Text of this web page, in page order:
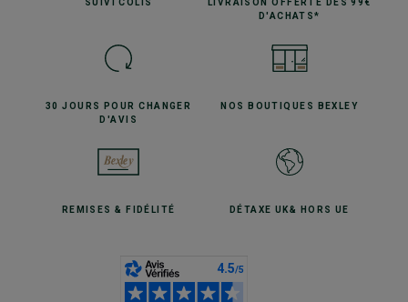
SUIVICOLIS LIVRAISON OFFERTE
DÈS 99€
D'ACHATS*
30 JOURS POURCHANGER
D'AVIS
NOS BOUTIQUES BEXLEY
REMISES& FIDÉLITÉ DÉTAXE UK& HORS UE